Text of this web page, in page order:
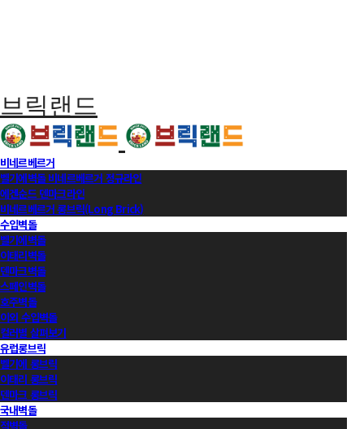
브릭랜드
비네르베르거
벨기에벽돌 비네르베르거 정규라인
에겐순드 덴마크라인
비네르베르거 롱브릭(Long Brick)
수입벽돌
벨기에벽돌
이태리벽돌
덴마크벽돌
스페인벽돌
호주벽돌
이외 수입벽돌
컬러별 살펴보기
유럽롱브릭
벨기에 롱브릭
이태리 롱브릭
덴마크 롱브릭
국내벽돌
적벽돌